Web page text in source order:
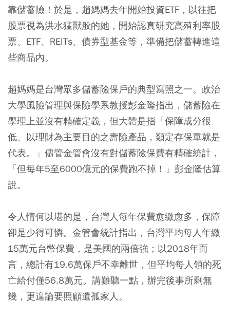
靠儲蓄險！於是，趙媽媽去年開始投資ETF，以往把
股票視為洪水猛獸般的她，開始認真研究高殖利率股
票、ETF、REITs、債券型基金等，準備把儲蓄轉進這
些商品內。
趙媽媽是台灣眾多儲蓄險保戶的典型寫照之一。政治
大學風險管理與保險學系教授彭金隆指出，儲蓄險在
學理上並沒有精確定義，但大體是指「保障成分很
低、以理財為主要目的之壽險產品，類定存保單就是
代表。」儘管金管會沒有對儲蓄險保費有精確統計，
「但每年5至6000億元的保費跑不掉！」彭金隆估算
說。
令人情何以堪的是，台灣人每年保費愈繳愈多，保障
卻是少得可憐。金管會統計指出，台灣平均每人年繳
15萬元台幣保費，是美國的兩倍強；以2018年而
言，總計有19.6萬保戶不幸離世，但平均每人領的死
亡給付僅56.8萬元。講難聽一點，辦完後事所剩無
幾，更遑論要照顧遺孤家人。